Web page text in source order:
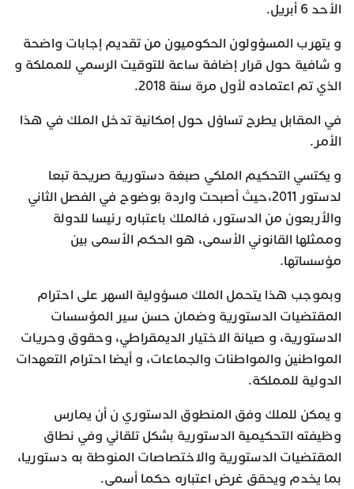
الأحد 6 أبريل.
و يتهرب المسؤولون الحكوميون من تقديم إجابات واضحة
و شافية حول قرار إضافة ساعة للتوقيت الرسمي للمملكة و
الذي تم اعتماده لأول مرة سنة 2018.
في المقابل يطرح تساؤل حول إمكانية تدخل الملك في هذا
الأمر.
و يكتسي التحكيم الملكي صبغة دستورية صريحة تبعا
لدستور 2011،حيث أصبحت واردة بوضوح في الفصل الثاني
والأربعون من الدستور، فالملك باعتباره رئيسا للدولة
وممثلها القانوني الأسمى، هو الحكم الأسمى بين
مؤسساتها.
وبموجب هذا يتحمل الملك مسؤولية السهر على احترام
المقتضيات الدستورية وضمان حسن سير المؤسسات
الدستورية، و صيانة الاختيار الديمقراطي، وحقوق وحريات
المواطنين والمواطنات والجماعات، و أيضا احترام التعهدات
الدولية للمملكة.
و يمكن للملك وفق المنطوق الدستوري ن أن يمارس
وظيفته التحكيمية الدستورية بشكل تلقائي وفي نطاق
المقتضيات الدستورية والاختصاصات المنوطة به دستوريا،
بما يخدم ويحقق غرض اعتباره حكما أسمى.